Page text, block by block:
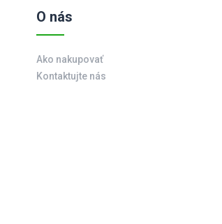
O nás
Ako nakupovať
Kontaktujte nás